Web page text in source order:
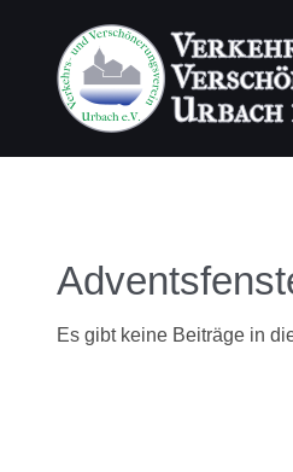
Es gibt keine Beiträge in
aus Urbach und Umgebung...
Ortsgemeinde Urbach
Jugendheim Urbach (Silvanus)